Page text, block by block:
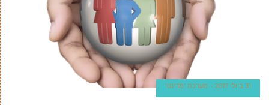
31 ביולי 2017 מערכת 'מדינט'